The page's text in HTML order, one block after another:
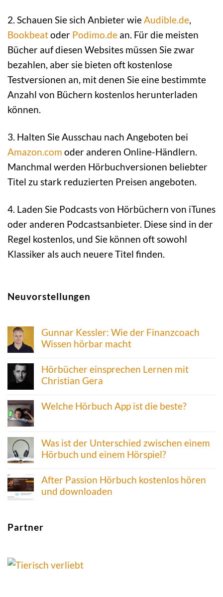
2. Schauen Sie sich Anbieter wieAudible.de,
Bookbeatoder Podimo.de an. Für die meisten
Bücher auf diesen Websites müssen Sie zwar
bezahlen, aber sie bieten oft kostenlose
Testversionen an, mit denen Sie eine bestimmte
Anzahl von Büchern kostenlos herunterladen
können.
3. Halten Sie Ausschau nach Angeboten bei
Amazon.com oder anderen Online-Händlern.
Manchmal werden Hörbuchversionen beliebter
Titel zu stark reduzierten Preisen angeboten.
4. Laden Sie Podcasts von Hörbüchern von iTunes
oder anderen Podcastsanbieter. Diese sind in der
Regel kostenlos, und Sie können oft sowohl
Klassiker als auch neuere Titel finden.
Neuvorstellungen
Gunnar Kessler: Wie der Finanzcoach
Wissen hörbar macht
Hörbücher einsprechen Lernen mit
Christian Gera
Welche Hörbuch App ist die beste?
Was ist der Unterschied zwischen einem
Hörbuch und einem Hörspiel?
After Passion Hörbuch kostenlos hören
und downloaden
Partner